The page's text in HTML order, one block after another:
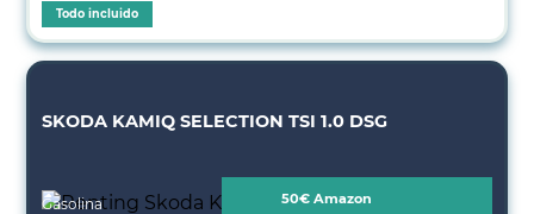
Todo incluido
SKODA KAMIQ SELECTION TSI 1.0 DSG
Gasolina 50€ Amazon